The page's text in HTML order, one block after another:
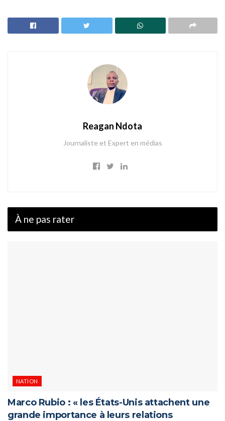
Reagan Ndota
Journaliste et Expert en médias
À ne pas rater
NATION
Marco Rubio : « les États-Unis attachent une
grande importance à leurs relations